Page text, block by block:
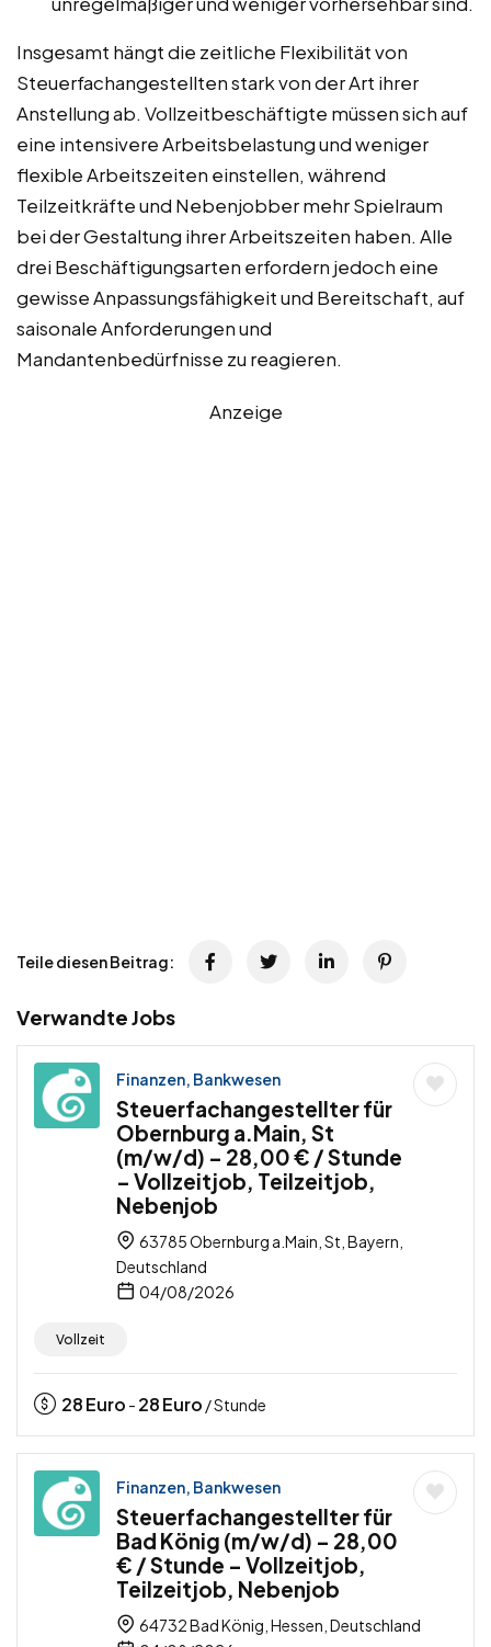
Insgesamt hängt die zeitliche Flexibilität von
Steuerfachangestellten stark von der Art ihrer
Anstellung ab. Vollzeitbeschäftigte müssen sich auf
eine intensivere Arbeitsbelastung und weniger
flexible Arbeitszeiten einstellen, während
Teilzeitkräfte und Nebenjobber mehr Spielraum
bei der Gestaltung ihrer Arbeitszeiten haben. Alle
drei Beschäftigungsarten erfordern jedoch eine
gewisse Anpassungsfähigkeit und Bereitschaft, auf
saisonale Anforderungen und
Mandantenbedürfnisse zu reagieren.
Anzeige
Teile diesen Beitrag:
Verwandte Jobs
Finanzen, Bankwesen
Steuerfachangestellter für
Obernburg a.Main, St
(m/w/d) – 28,00 € / Stunde
– Vollzeitjob, Teilzeitjob,
Nebenjob
63785 Obernburg a.Main, St, Bayern,
Deutschland
04/08/2026
Vollzeit
28Euro - 28Euro / Stunde
Finanzen, Bankwesen
Steuerfachangestellter für
Bad König (m/w/d) – 28,00
€ / Stunde – Vollzeitjob,
Teilzeitjob, Nebenjob
64732 Bad König, Hessen, Deutschland